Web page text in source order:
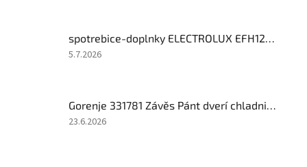
z
5
Hodnotenie
z
5
5.7.2026
Hodnotenie
23.6.2026